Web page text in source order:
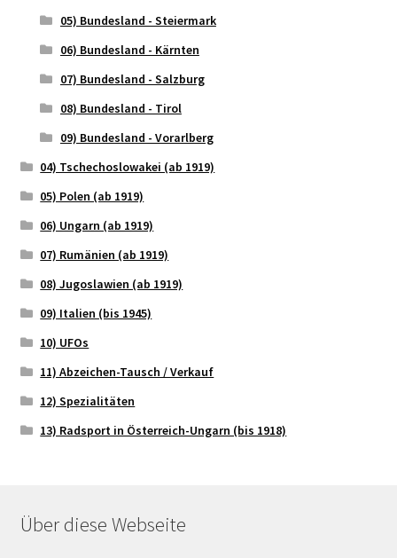
05) Bundesland - Steiermark
06) Bundesland - Kärnten
07) Bundesland - Salzburg
08) Bundesland - Tirol
09) Bundesland - Vorarlberg
04) Tschechoslowakei (ab 1919)
05) Polen (ab 1919)
06) Ungarn (ab 1919)
07) Rumänien (ab 1919)
08) Jugoslawien (ab 1919)
09) Italien (bis 1945)
10) UFOs
11) Abzeichen-Tausch / Verkauf
12) Spezialitäten
13) Radsport in Österreich-Ungarn (bis 1918)
Über diese Webseite